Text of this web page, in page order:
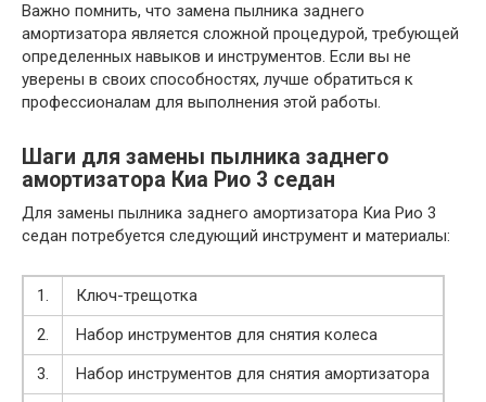
Важно помнить, что замена пылника заднего
амортизатора является сложной процедурой, требующей
определенных навыков и инструментов. Если вы не
уверены в своих способностях, лучше обратиться к
профессионалам для выполнения этой работы.
Шаги для замены пылника заднего
амортизатора Киа Рио 3 седан
Для замены пылника заднего амортизатора Киа Рио 3
седан потребуется следующий инструмент и материалы:
1.
Ключ-трещотка
2.
Набор инструментов для снятия колеса
3.
Набор инструментов для снятия амортизатора